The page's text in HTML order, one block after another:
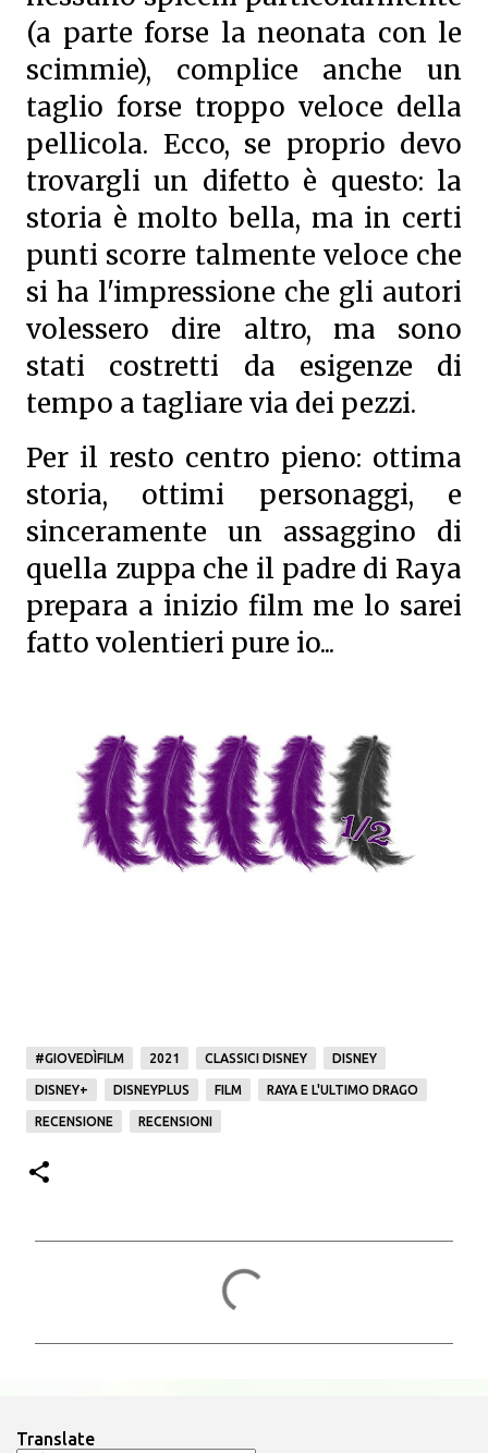
(a parte forse la neonata con le
scimmie), complice anche un
taglio forse troppo veloce della
pellicola. Ecco, se proprio devo
trovargli un difetto è questo: la
storia è molto bella, ma in certi
punti scorre talmente veloce che
si ha l'impressione che gli autori
volessero dire altro, ma sono
stati costretti da esigenze di
tempo a tagliare via dei pezzi.
Per il resto centro pieno: ottima
storia, ottimi personaggi, e
sinceramente un assaggino di
quella zuppa che il padre di Raya
prepara a inizio film me lo sarei
fatto volentieri pure io...
#GIOVEDÌFILM 2021 CLASSICI DISNEY DISNEY
DISNEY+ DISNEYPLUS FILM RAYA E L'ULTIMO DRAGO
RECENSIONE RECENSIONI
Translate